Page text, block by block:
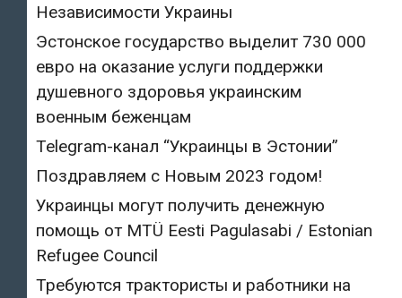
Независимости Украины
Эстонское государство выделит 730 000
евро на оказание услуги поддержки
душевного здоровья украинским
военным беженцам
Telegram-канал “Украинцы в Эстонии”
Поздравляем с Новым 2023 годом!
Украинцы могут получить денежную
помощь от MTÜ Eesti Pagulasabi / Estonian
Refugee Council
Требуются трактористы и работники на